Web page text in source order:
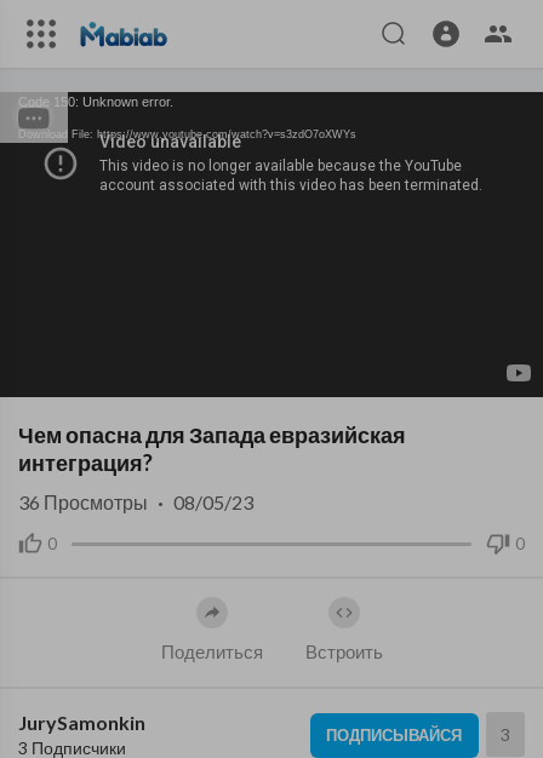
Code 150: Unknown error.
Download File: https://www.youtube.com/watch?v=s3zdO7oXWYs
Чем опасна для Запада евразийская
интеграция?
0 0
36 Просмотры · 08/05/23
Поделиться Встроить
JurySamonkin
3 Подписчики
ПОДПИСЫВАЙСЯ 3